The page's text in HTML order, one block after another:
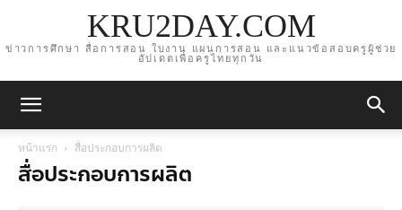
KRU2DAY.COM
ข่าวการศึกษา สื่อการสอน ใบงาน แผนการสอน และแนวข้อสอบครูผู้ช่วย
อัปเดตเพื่อครูไทยทุกวัน
หน้าแรก สื่อประกอบการผลิต
สื่อประกอบการผลิต